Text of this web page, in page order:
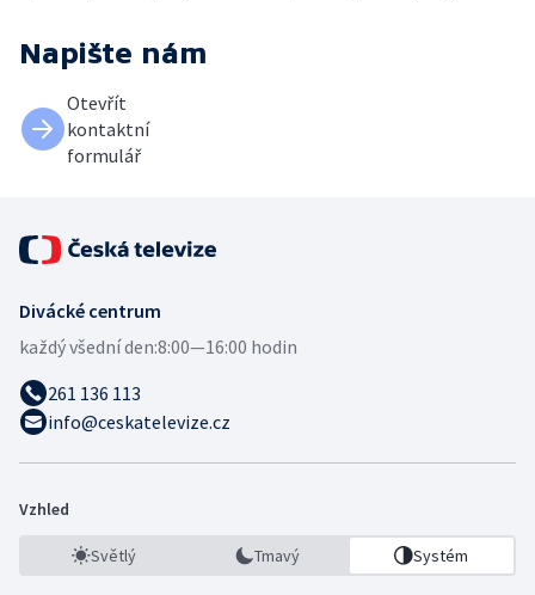
Napište nám
Otevřít
kontaktní
formulář
Divácké centrum
každý všední den:8:00—16:00 hodin
261 136 113
info@ceskatelevize.cz
Vzhled
Světlý Tmavý Systém